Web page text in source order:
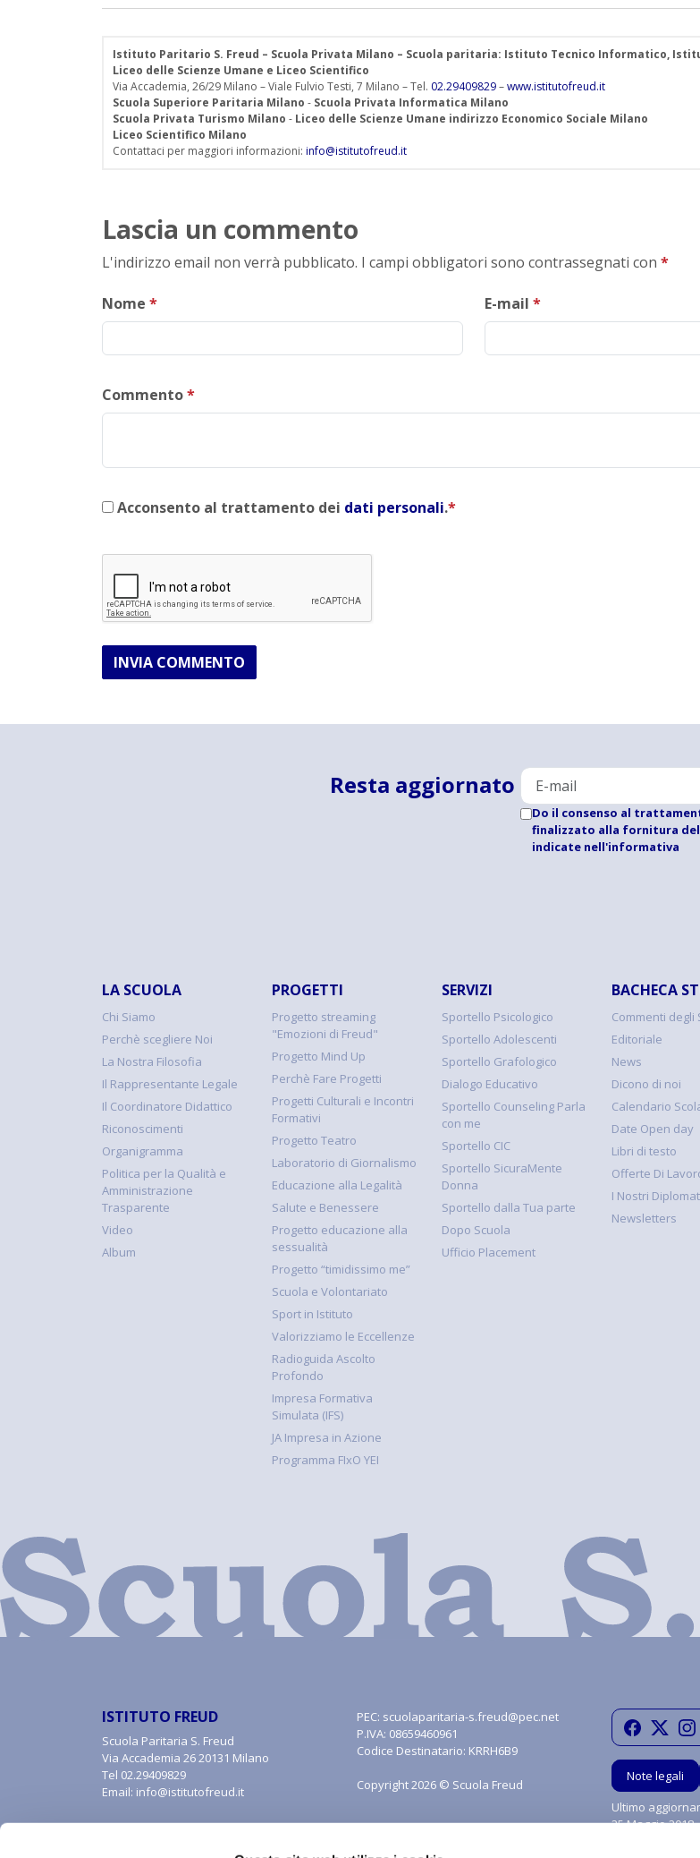
Istituto Paritario S. Freud – Scuola Privata Milano – Scuola paritaria: Istituto Tecnico Informatico,
Liceo delle Scienze Umane e Liceo Scientifico
Via Accademia, 26/29 Milano – Viale Fulvio Testi, 7 Milano – Tel. 02.29409829–www.istitutofreud.it
Scuola Superiore Paritaria Milano - Scuola Privata Informatica Milano
Scuola Privata Turismo Milano - Liceo delle Scienze Umane indirizzo Economico Sociale Milano
Liceo Scientifico Milano
Contattaci per maggiori informazioni: info@istitutofreud.it
Lascia un commento
L'indirizzo email non verrà pubblicato. I campi obbligatori sono contrassegnati con *
Nome * E-mail *
Commento*
Acconsento al trattamento dei dati personali.*
INVIA COMMENTO
Resta aggiornato
Do il consenso al
finalizzato alla fornitura
indicate nell'informativa
LA SCUOLA
Chi Siamo
Perchè scegliere Noi
La Nostra Filosofia
Il Rappresentante Legale
Il Coordinatore Didattico
Riconoscimenti
Organigramma
Politica per la Qualità e
Amministrazione
Trasparente
Video
Album
PROGETTI
Progetto streaming
"Emozioni di Freud"
Progetto Mind Up
Perchè Fare Progetti
Progetti Culturali e Incontri
Formativi
Progetto Teatro
Laboratorio di Giornalismo
Educazione alla Legalità
Salute e Benessere
Progetto educazione alla
sessualità
Progetto “timidissimo me”
Scuola e Volontariato
Sport in Istituto
Valorizziamo le Eccellenze
Radioguida Ascolto
Profondo
Impresa Formativa
Simulata (IFS)
JA Impresa in Azione
Programma FIxO YEI
SERVIZI
Sportello Psicologico
Sportello Adolescenti
Sportello Grafologico
Dialogo Educativo
Sportello Counseling Parla
con me
Sportello CIC
Sportello SicuraMente
Donna
Sportello dalla Tua parte
Dopo Scuola
Ufficio Placement
BACHECA
Commenti degli
Editoriale
News
Dicono di noi
Calendario
Date Open day
Libri di testo
Offerte Di
I Nostri
Newsletters
ISTITUTO FREUD
Scuola Paritaria S. Freud
Via Accademia 26 20131 Milano
Tel 02.29409829
Email: info@istitutofreud.it
PEC: scuolaparitaria-s.freud@pec.net
P.IVA: 08659460961
Codice Destinatario: KRRH6B9
Copyright 2026 © Scuola Freud
Note legali
Ultimo
25 Maggio 2018